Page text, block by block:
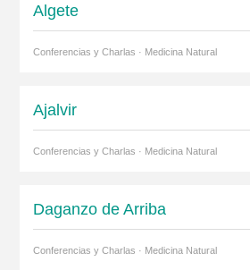
Algete
Conferencias y Charlas · Medicina Natural
Ajalvir
Conferencias y Charlas · Medicina Natural
Daganzo de Arriba
Conferencias y Charlas · Medicina Natural